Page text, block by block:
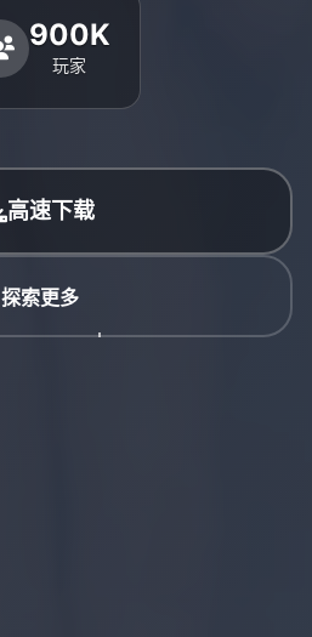
900K
玩家
高速下载
探索更多